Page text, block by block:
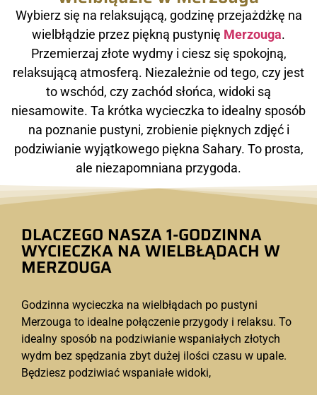
Wybierz się na relaksującą, godzinę przejażdżkę na
wielbłądzie przez piękną pustynię Merzouga.
Przemierzaj złote wydmy i ciesz się spokojną,
relaksującą atmosferą. Niezależnie od tego, czy jest
to wschód, czy zachód słońca, widoki są
niesamowite. Ta krótka wycieczka to idealny sposób
na poznanie pustyni, zrobienie pięknych zdjęć i
podziwianie wyjątkowego piękna Sahary. To prosta,
ale niezapomniana przygoda.
DLACZEGO NASZA 1-GODZINNA
WYCIECZKA NA WIELBŁĄDACH W
MERZOUGA
Godzinna wycieczka na wielbłądach po pustyni
Merzouga to idealne połączenie przygody i relaksu. To
idealny sposób na podziwianie wspaniałych złotych
wydm bez spędzania zbyt dużej ilości czasu w upale.
Będziesz podziwiać wspaniałe widoki,